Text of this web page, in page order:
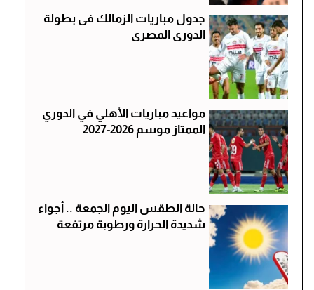
جدول مباريات الزمالك فى بطولة
الدورى المصرى
مواعيد مباريات الأهلي في الدوري
الممتاز موسم 2026-2027
حالة الطقس اليوم الجمعة .. أجواء
شديدة الحرارة ورطوبة مرتفعة